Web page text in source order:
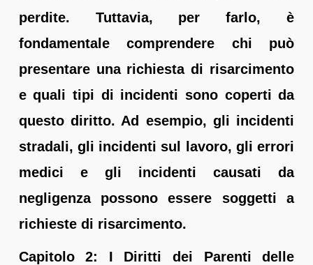
perdite. Tuttavia, per farlo, è
fondamentale comprendere chi può
presentare una richiesta di risarcimento
e quali tipi di incidenti sono coperti da
questo diritto. Ad esempio, gli incidenti
stradali, gli incidenti sul lavoro, gli errori
medici e gli incidenti causati da
negligenza possono essere soggetti a
richieste di risarcimento.
Capitolo 2: I Diritti dei Parenti delle